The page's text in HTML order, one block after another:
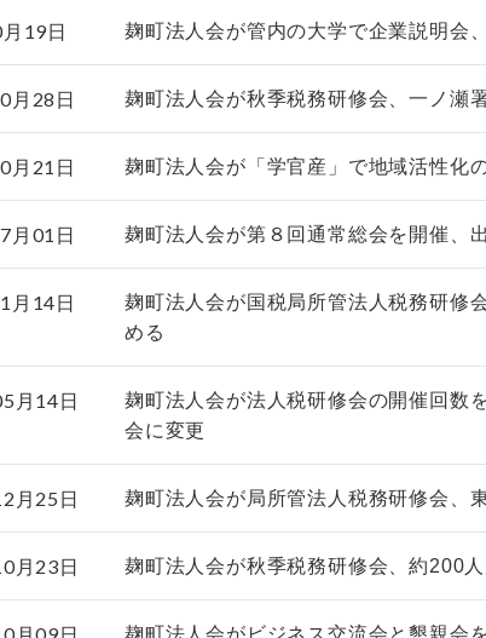
19日 麹町法人会が管内の大学で企業説明会
月28日 麹町法人会が秋季税務研修会、一ノ瀬
月21日 麹町法人会が「学官産」で地域活性化
月01日 麹町法人会が第８回通常総会を開催、
月14日
麹町法人会が国税局所管法人税務研修
める
月14日
麹町法人会が法人税研修会の開催回数
会に変更
月25日 麹町法人会が局所管法人税務研修会、
月23日 麹町法人会が秋季税務研修会、約200
麹町法人会がビジネス交流会と懇親会
例（令和8